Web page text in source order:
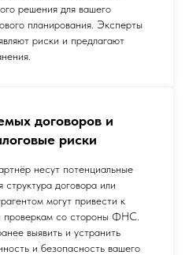
решения для вашего
планирования. Эксперты
риски и предлагают
договоров и
риски
несут потенциальные
договора или
могут привести к
проверкам со стороны ФНС.
выявить и устранить
и безопасность вашего